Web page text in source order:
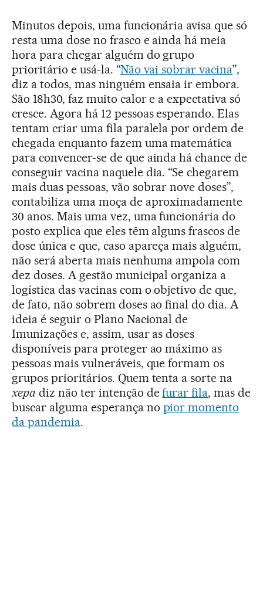
Minutos depois, uma funcionária avisa que só
resta uma dose no frasco e ainda há meia
hora para chegar alguém do grupo
prioritário e usá-la. “Não vai sobrar vacina”,
diz a todos, mas ninguém ensaia ir embora.
São 18h30, faz muito calor e a expectativa só
cresce. Agora há 12 pessoas esperando. Elas
tentam criar uma fila paralela por ordem de
chegada enquanto fazem uma matemática
para convencer-se de que ainda há chance de
conseguir vacina naquele dia. “Se chegarem
mais duas pessoas, vão sobrar nove doses”,
contabiliza uma moça de aproximadamente
30 anos. Mais uma vez, uma funcionária do
posto explica que eles têm alguns frascos de
dose única e que, caso apareça mais alguém,
não será aberta mais nenhuma ampola com
dez doses. A gestão municipal organiza a
logística das vacinas com o objetivo de que,
de fato, não sobrem doses ao final do dia. A
ideia é seguir o Plano Nacional de
Imunizações e, assim, usar as doses
disponíveis para proteger ao máximo as
pessoas mais vulneráveis, que formam os
grupos prioritários. Quem tenta a sorte na
xepa diz não ter intenção defurar fila, mas de
buscar alguma esperança no pior momento
da pandemia.